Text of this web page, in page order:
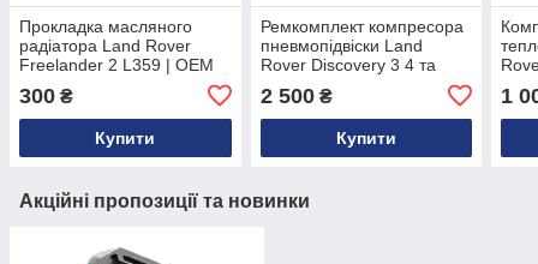
Прокладка масляного
радіатора Land Rover
Freelander 2 L359 | OEM
300 ₴
Купити
Ремкомплект компресора
пневмопідвіски Land
Rover Discovery 3 4 та
Hitachi | OEM LR061663
2 500₴
Купити
1
Акційні пропозиції та новинки